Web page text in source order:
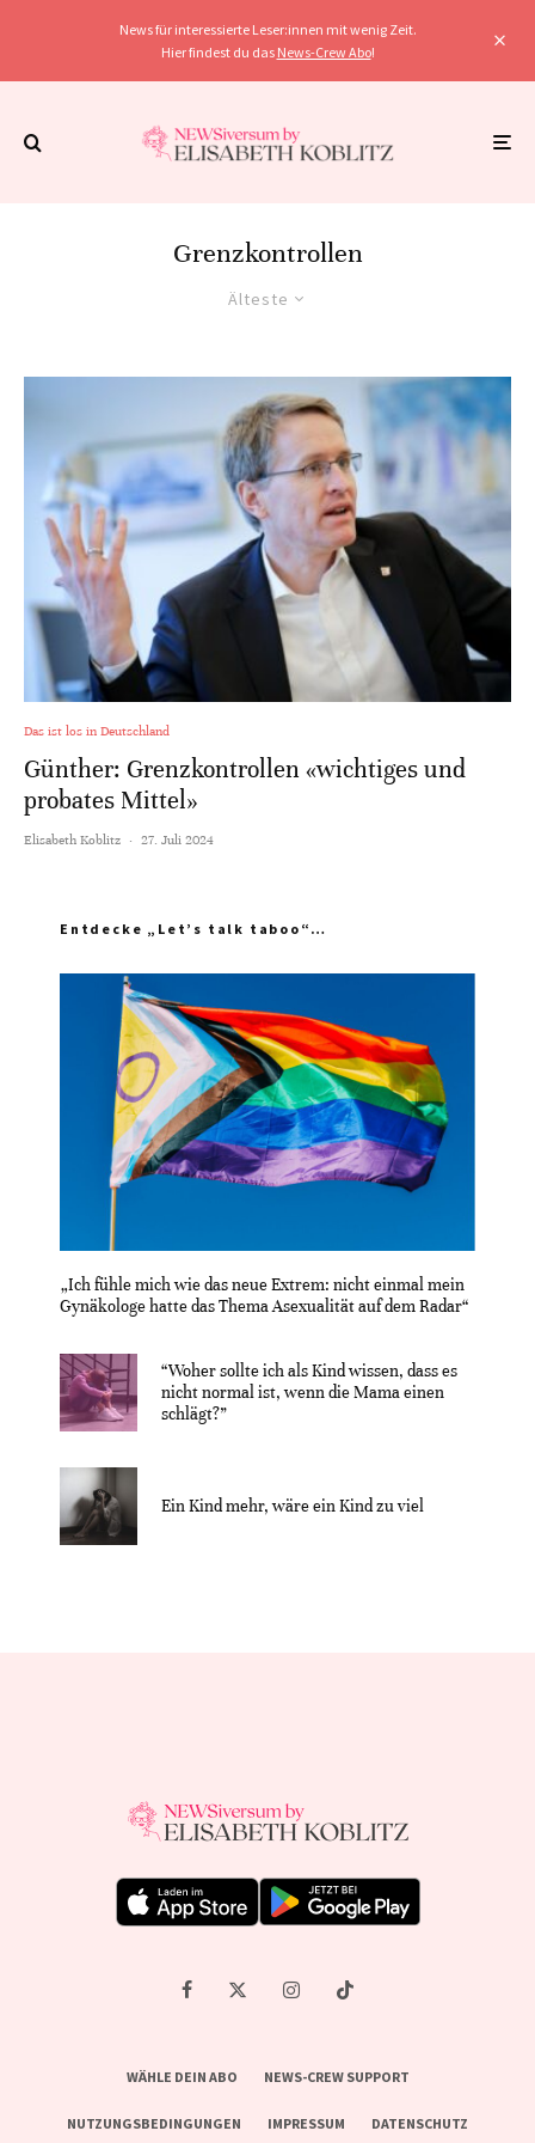
News für interessierte Leser:innen mit wenig Zeit.
Hier findest du das News-Crew Abo!
Grenzkontrollen
Älteste
Das ist los in Deutschland
Günther: Grenzkontrollen «wichtiges und
probates Mittel»
Elisabeth Koblitz · 27. Juli 2024
Entdecke „Let’s talk taboo“…
„Ich fühle mich wie das neue Extrem: nicht einmal mein
Gynäkologe hatte das Thema Asexualität auf dem Radar“
“Woher sollte ich als Kind wissen, dass es
nicht normal ist, wenn die Mama einen
schlägt?”
Ein Kind mehr, wäre ein Kind zu viel
WÄHLE DEIN ABO NEWS-CREW SUPPORT
NUTZUNGSBEDINGUNGEN IMPRESSUM DATENSCHUTZ